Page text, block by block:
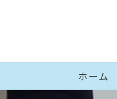
ホーム